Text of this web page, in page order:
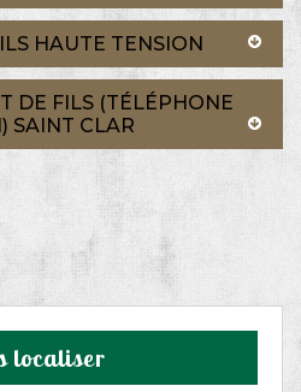
HAUTE TENSION
DE FILS (TÉLÉPHONE
SAINT CLAR
localiser